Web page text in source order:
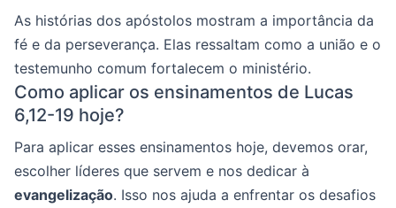
As histórias dos apóstolos mostram a importância da
fé e da perseverança. Elas ressaltam como a união e o
testemunho comum fortalecem o ministério.
Como aplicar os ensinamentos de Lucas
6,12-19 hoje?
Para aplicar esses ensinamentos hoje, devemos orar,
escolher líderes que servem e nos dedicar à
evangelização. Isso nos ajuda a enfrentar os desafios